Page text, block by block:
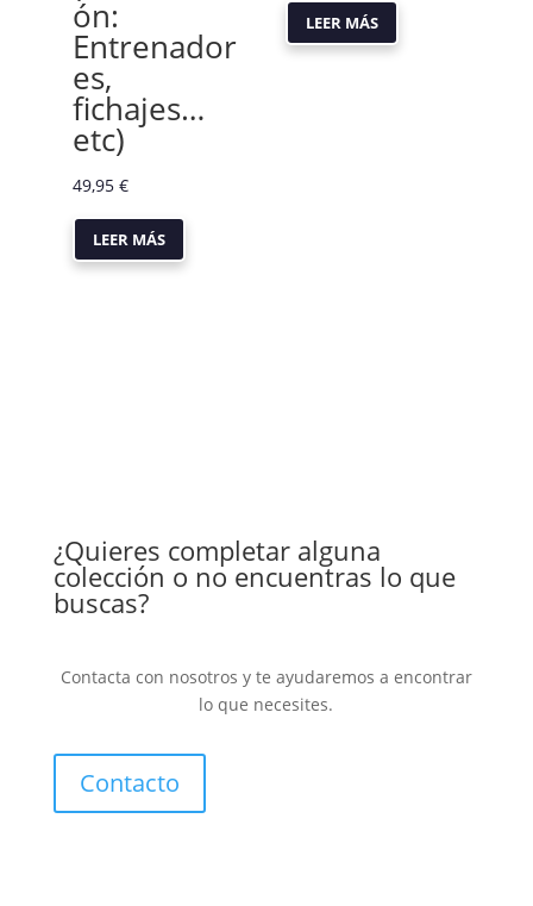
ón:
Entrenador
es,
fichajes…
etc)
49,95 €
LEER MÁS
LEER MÁS
¿Quieres completar alguna
colección o no encuentras lo que
buscas?
Contacta con nosotros y te ayudaremos a encontrar
lo que necesites.
Contacto